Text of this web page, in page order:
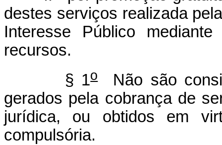
destes serviços realizada
Interesse Público
recursos.
§ 1oNão são
gerados pela cobrança de
jurídica, ou obtidos em
compulsória.